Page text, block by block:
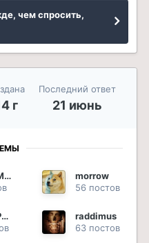
чем спросить,
г
Последний ответ
21 июнь
Марк К. Марцелл
morrow
56 постов
Scarab-Phoenix
raddimus
63 постов